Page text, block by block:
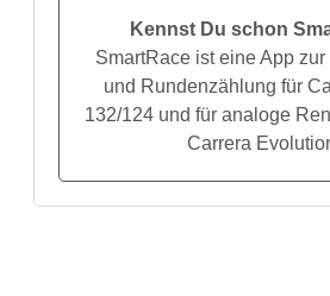
Kennst Du schon
SmartRace ist eine App
und Rundenzählung für
132/124 und für analoge
Carrera